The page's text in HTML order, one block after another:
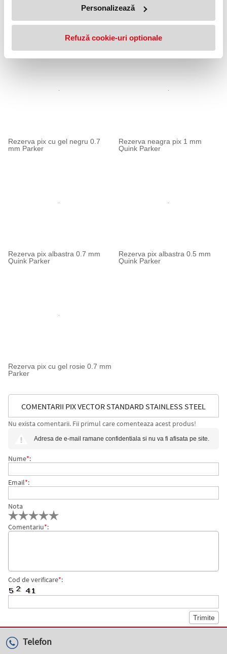
Personalizează
Refuză cookie-uri optionale
Quink Parker
Rezerva pix cu gel negru 0.7
mm Parker
Rezerva neagra pix 1 mm
Quink Parker
Rezerva pix albastra 0.7 mm
Quink Parker
Rezerva pix albastra 0.5 mm
Quink Parker
Rezerva pix cu gel rosie 0.7 mm
Parker
COMENTARII PIX VECTOR STANDARD STAINLESS STEEL
Nu exista comentarii. Fii primul care comenteaza acest produs!
Adresa de e-mail ramane confidentiala si nu va fi afisata pe site.
Nume*:
Email*:
Nota
Comentariu*:
Cod de verificare*:
Telefon